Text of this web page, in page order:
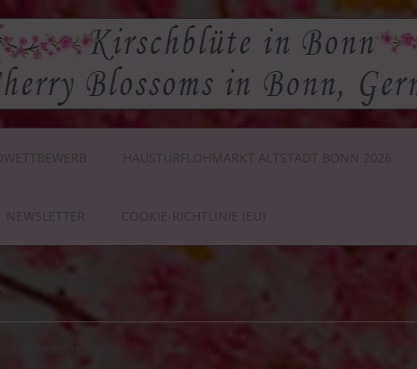
HAUSTÜRFLOHMARKT ALTSTADT BONN 2026
NEWSLETTER COOKIE-RICHTLINIE (EU)